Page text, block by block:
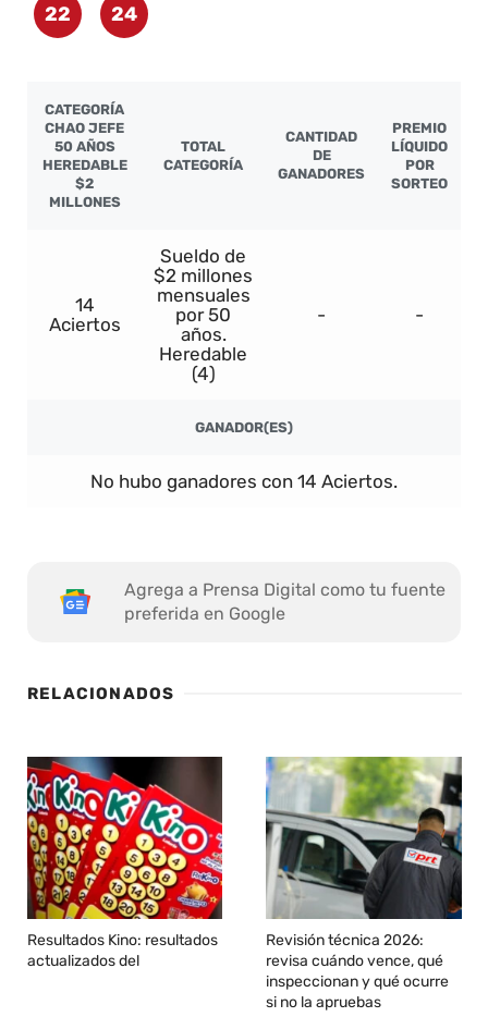
22 24
CATEGORÍA
CHAO JEFE
50 AÑOS
HEREDABLE
$2
MILLONES
TOTAL
CATEGORÍA
CANTIDAD
DE
GANADORES
PREMIO
LÍQUIDO
POR
SORTEO
14
Aciertos
Sueldo de
$2 millones
mensuales
por 50
años.
Heredable
(4)
- -
GANADOR(ES)
No hubo ganadores con 14 Aciertos.
Agrega a Prensa Digital como tu fuente
preferida en Google
RELACIONADOS
Resultados Kino: resultados
actualizados del
Revisión técnica 2026:
revisa cuándo vence, qué
inspeccionan y qué ocurre
si no la apruebas